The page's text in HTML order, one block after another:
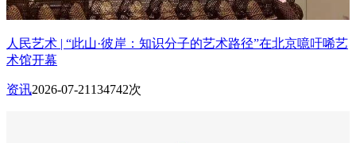
人民艺术 | “此山·彼岸：知识分子的艺术路径”在北京噫吁唏艺
术馆开幕
资讯2026-07-21 134742次